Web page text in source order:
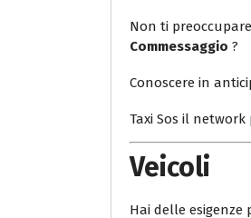
Non ti
Commessaggio ?
Conoscere in
Taxi Sos il
Veicoli
Hai delle esigenze